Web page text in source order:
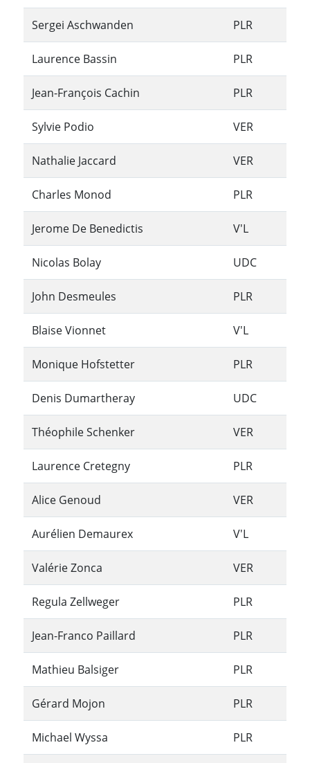
Sergei Aschwanden PLR
Laurence Bassin PLR
Jean-François Cachin PLR
Sylvie Podio VER
Nathalie Jaccard VER
Charles Monod PLR
Jerome De Benedictis V'L
Nicolas Bolay UDC
John Desmeules PLR
Blaise Vionnet V'L
Monique Hofstetter PLR
Denis Dumartheray UDC
Théophile Schenker VER
Laurence Cretegny PLR
Alice Genoud VER
Aurélien Demaurex V'L
Valérie Zonca VER
Regula Zellweger PLR
Jean-Franco Paillard PLR
Mathieu Balsiger PLR
Gérard Mojon PLR
Michael Wyssa PLR